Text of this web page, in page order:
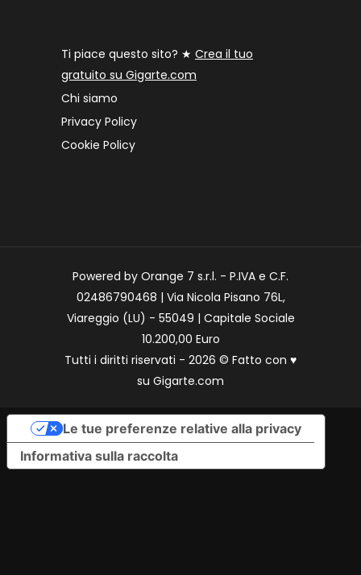
Ti piace questo sito? ★ Crea il tuo
gratuito su Gigarte.com
Chi siamo
Privacy Policy
Cookie Policy
Powered by Orange 7 s.r.l. - P.IVA e C.F.
02486790468 | Via Nicola Pisano 76L,
Viareggio (LU) - 55049 | Capitale Sociale
10.200,00 Euro
Tutti i diritti riservati - 2026 © Fatto con ♥
su Gigarte.com
Informativa sulla raccolta
Le tue preferenze relative alla privacy